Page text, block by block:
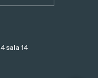
sala 14